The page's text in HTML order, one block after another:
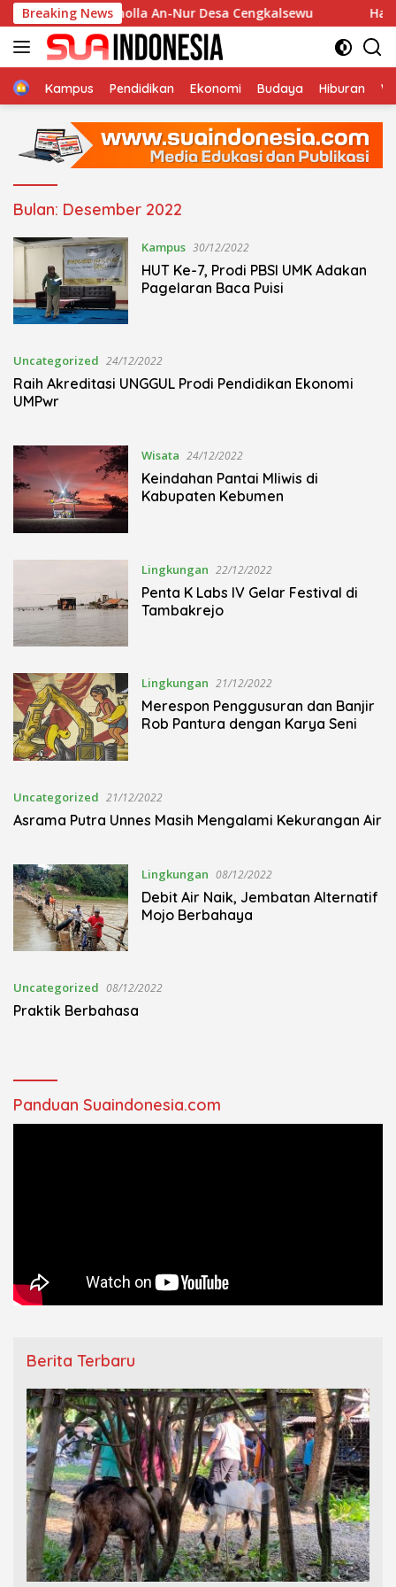
Langsung
ke
konten
Breaking News
di Musholla An-Nur Desa Cengkalsewu Haul
HomeKampus Pendidikan Ekonomi Budaya Hiburan
Bulan: Desember 2022
Kampus 30/12/2022
HUT Ke-7, Prodi PBSI UMK Adakan
Pagelaran Baca Puisi
Uncategorized 24/12/2022
Raih Akreditasi UNGGUL Prodi Pendidikan Ekonomi
UMPwr
Wisata 24/12/2022
Keindahan Pantai Mliwis di
Kabupaten Kebumen
Lingkungan 22/12/2022
Penta K Labs IV Gelar Festival di
Tambakrejo
Lingkungan 21/12/2022
Merespon Penggusuran dan Banjir
Rob Pantura dengan Karya Seni
Uncategorized 21/12/2022
Asrama Putra Unnes Masih Mengalami Kekurangan Air
Lingkungan 08/12/2022
Debit Air Naik, Jembatan Alternatif
Mojo Berbahaya
Uncategorized 08/12/2022
Praktik Berbahasa
Panduan Suaindonesia.com
Berita Terbaru